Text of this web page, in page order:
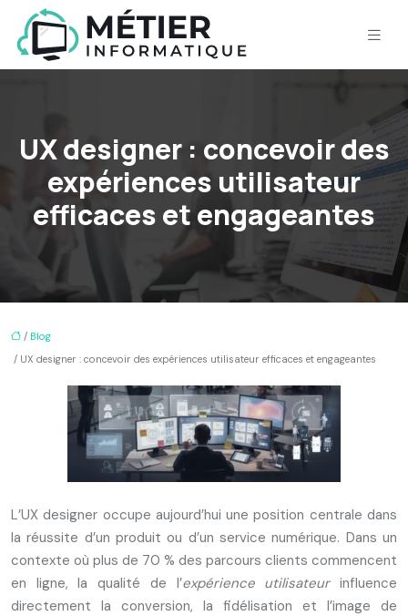
UX designer : concevoir des
expériences utilisateur
efficaces et engageantes
/ Blog
/ UX designer : concevoir des expériences utilisateur efficaces et engageantes
L’UX designer occupe aujourd’hui une position centrale dans
la réussite d’un produit ou d’un service numérique. Dans un
contexte où plus de 70 % des parcours clients commencent
en ligne, la qualité de l’expérience utilisateurinfluence
directement la conversion, la fidélisation et l’image de